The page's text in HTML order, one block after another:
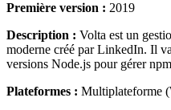
Première version : 2019
Description : Volta est un
moderne créé par LinkedIn. Il
versions Node.js pour gérer
Plateformes : Multiplateforme